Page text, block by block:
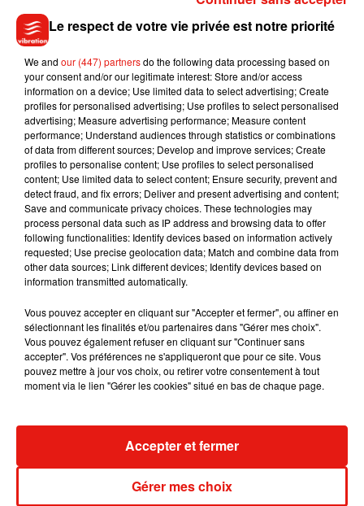
7 août 2026
dans son nouveau clip
7 août 2026
Madonna sort enfin le remix de « Love
Sensation » avec Kylie Minogue
Tayc et Didi B dévoilent le single le plus
dansant de l’année
Angèle et Amélie Lens dévoilent leur
collaboration tant attendue
Benny Blanco invite Selena Gomez et
Le respect de votre vie privée est notre priorité
We and our (447) partnersdo the following data processing based on
your consent and/or our legitimate interest: Store and/or access
information on a device; Use limited data to select advertising; Create
profiles for personalised advertising; Use profiles to select personalised
advertising; Measure advertising performance; Measure content
performance; Understand audiences through statistics or combinations
of data from different sources; Develop and improve services; Create
profiles to personalise content; Use profiles to select personalised
content; Use limited data to select content; Ensure security, prevent and
detect fraud, and fix errors; Deliver and present advertising and content;
Save and communicate privacy choices. These technologies may
process personal data such as IP address and browsing data to offer
following functionalities: Identify devices based on information actively
requested; Use precise geolocation data; Match and combine data from
other data sources; Link different devices; Identify devices based on
information transmitted automatically.
Vous pouvez accepter en cliquant sur "Accepter et fermer", ou affiner en
sélectionnant les finalités et/ou partenaires dans "Gérer mes choix".
Vous pouvez également refuser en cliquant sur "Continuer sans
accepter". Vos préférences ne s'appliqueront que pour ce site. Vous
pouvez mettre à jour vos choix, ou retirer votre consentement à tout
moment via le lien "Gérer les cookies" situé en bas de chaque page.
Gérer mes choix
Accepter et fermer